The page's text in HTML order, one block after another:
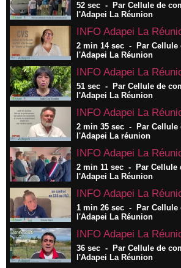
52 sec-
Par Cellule de
l'Adapei La Réunion
INFO Adapei La
2 min 14 sec-
Par
l'Adapei La Réunion
INFO Adapei La
51 sec-
Par Cellule de
l'Adapei La Réunion
INFO Adapei La
2 min 35 sec-
Par
l'Adapei La réunion
INFO Adapei La
2 min 11 sec-
Par
l'Adapei La Réunion
INFO Adapei La
1 min 26 sec-
Par
l'Adapei La Réunion
INFO Adapei La
36 sec-
Par Cellule de
l'Adapei La Réunion